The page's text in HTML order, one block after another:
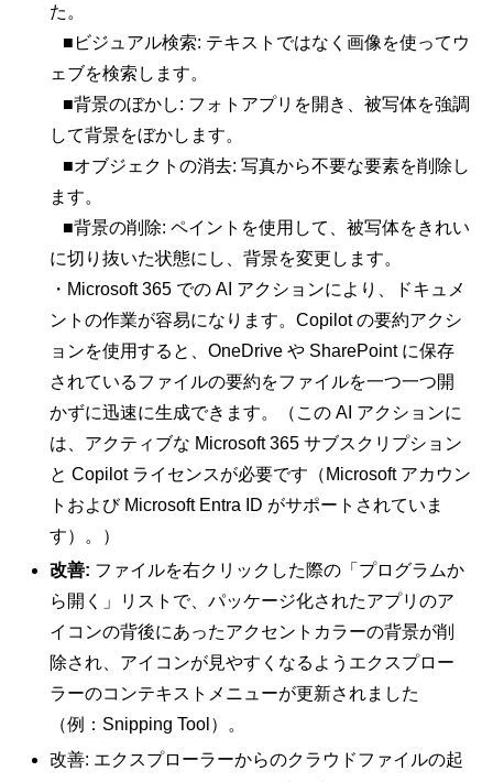
た。
■ビジュアル検索: テキストではなく画像を使ってウ
ェブを検索します。
■背景のぼかし: フォトアプリを開き、被写体を強調
して背景をぼかします。
■オブジェクトの消去: 写真から不要な要素を削除し
ます。
■背景の削除: ペイントを使用して、被写体をきれい
に切り抜いた状態にし、背景を変更します。
・Microsoft 365 での AI アクションにより、ドキュメ
ントの作業が容易になります。Copilot の要約アクシ
ョンを使用すると、OneDrive や SharePoint に保存
されているファイルの要約をファイルを一つ一つ開
かずに迅速に生成できます。（この AI アクションに
は、アクティブな Microsoft 365 サブスクリプション
と Copilot ライセンスが必要です（Microsoft アカウン
トおよび Microsoft Entra ID がサポートされていま
す）。）
改善: ファイルを右クリックした際の「プログラムか
ら開く」リストで、パッケージ化されたアプリのア
イコンの背後にあったアクセントカラーの背景が削
除され、アイコンが見やすくなるようエクスプロー
ラーのコンテキストメニューが更新されました
（例：Snipping Tool）。
改善: エクスプローラーからのクラウドファイルの起